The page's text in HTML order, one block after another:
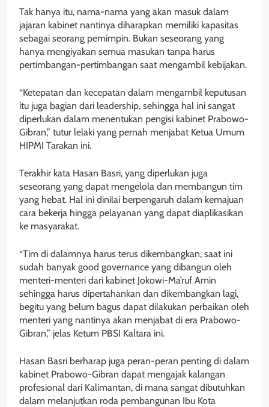
Tak hanya itu, nama-nama yang akan masuk dalam
jajaran kabinet nantinya diharapkan memiliki kapasitas
sebagai seorang pemimpin. Bukan seseorang yang
hanya mengiyakan semua masukan tanpa harus
pertimbangan-pertimbangan saat mengambil kebijakan.
“Ketepatan dan kecepatan dalam mengambil keputusan
itu juga bagian dari leadership, sehingga hal ini sangat
diperlukan dalam menentukan pengisi kabinet Prabowo-
Gibran,” tutur lelaki yang pernah menjabat Ketua Umum
HIPMI Tarakan ini.
Terakhir kata Hasan Basri, yang diperlukan juga
seseorang yang dapat mengelola dan membangun tim
yang hebat. Hal ini dinilai berpengaruh dalam kemajuan
cara bekerja hingga pelayanan yang dapat diaplikasikan
ke masyarakat.
“Tim di dalamnya harus terus dikembangkan, saat ini
sudah banyak good governance yang dibangun oleh
menteri-menteri dari kabinet Jokowi-Ma’ruf Amin
sehingga harus dipertahankan dan dikembangkan lagi,
begitu yang belum bagus dapat dilakukan perbaikan oleh
menteri yang nantinya akan menjabat di era Prabowo-
Gibran,” jelas Ketum PBSI Kaltara ini.
Hasan Basri berharap juga peran-peran penting di dalam
kabinet Prabowo-Gibran dapat mengajak kalangan
profesional dari Kalimantan, di mana sangat dibutuhkan
dalam melanjutkan roda pembangunan Ibu Kota